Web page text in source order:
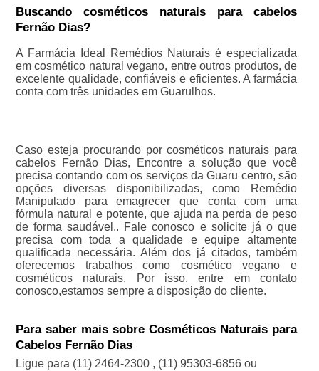
Buscando cosméticos naturais para cabelos
Fernão Dias?
A Farmácia Ideal Remédios Naturais é especializada
em cosmético natural vegano, entre outros produtos, de
excelente qualidade, confiáveis e eficientes. A farmácia
conta com três unidades em Guarulhos.
Caso esteja procurando por cosméticos naturais para
cabelos Fernão Dias, Encontre a solução que você
precisa contando com os serviços da Guaru centro, são
opções diversas disponibilizadas, como Remédio
Manipulado para emagrecer que conta com uma
fórmula natural e potente, que ajuda na perda de peso
de forma saudável.. Fale conosco e solicite já o que
precisa com toda a qualidade e equipe altamente
qualificada necessária. Além dos já citados, também
oferecemos trabalhos como cosmético vegano e
cosméticos naturais. Por isso, entre em contato
conosco,estamos sempre a disposição do cliente.
Para saber mais sobre Cosméticos Naturais para
Cabelos Fernão Dias
Ligue para (11) 2464-2300 , (11) 95303-6856 ou